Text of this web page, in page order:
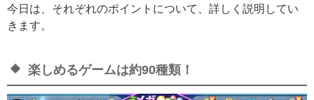
今日は、それぞれのポイントについて、詳しく説明してい
きます。
楽しめるゲームは約90種類！